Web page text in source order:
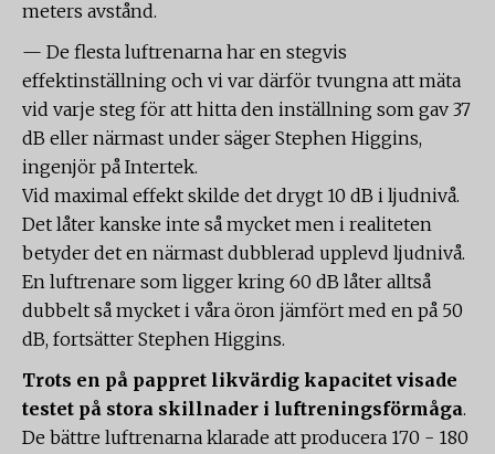
meters avstånd.
— De flesta luftrenarna har en stegvis
effektinställning och vi var därför tvungna att mäta
vid varje steg för att hitta den inställning som gav 37
dB eller närmast under säger Stephen Higgins,
ingenjör på Intertek.
Vid maximal effekt skilde det drygt 10 dB i ljudnivå.
Det låter kanske inte så mycket men i realiteten
betyder det en närmast dubblerad upplevd ljudnivå.
En luftrenare som ligger kring 60 dB låter alltså
dubbelt så mycket i våra öron jämfört med en på 50
dB, fortsätter Stephen Higgins.
Trots en på pappret likvärdig kapacitet visade
testet på stora skillnader i luftreningsförmåga.
De bättre luftrenarna klarade att producera 170 - 180